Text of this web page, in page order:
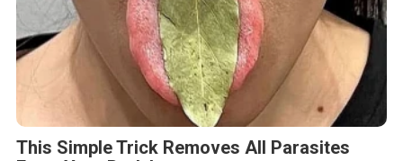
This Simple Trick Removes All Parasites